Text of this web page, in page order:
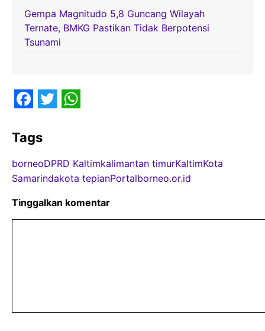
Gempa Magnitudo 5,8 Guncang Wilayah
Ternate, BMKG Pastikan Tidak Berpotensi
Tsunami
a
c
e
b
o
w
i
t
t
e
a
t
s
A
Tags
borneoDPRD Kaltimkalimantan timurKaltimKota
Samarindakota tepianPortalborneo.or.id
Tinggalkan komentar